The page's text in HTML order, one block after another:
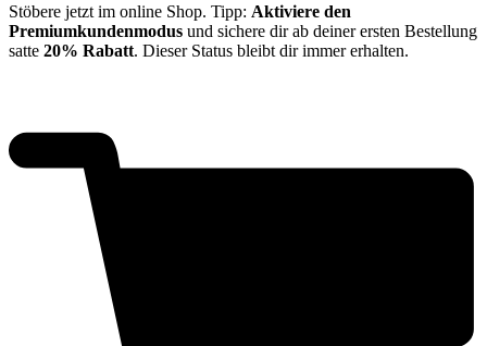
Stöbere jetzt im online Shop. Tipp: Aktiviere den
Premiumkundenmodus und sichere dir ab deiner ersten Bestellung
satte 20% Rabatt. Dieser Status bleibt dir immer erhalten.